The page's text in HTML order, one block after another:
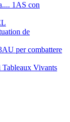
1AS con
de
per combattere
Vivants